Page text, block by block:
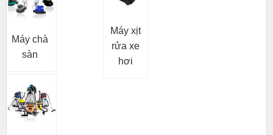
Máy chà
sàn
Máy xịt
rửa xe
hơi